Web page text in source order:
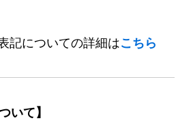
記についての詳細はこちら
いて】